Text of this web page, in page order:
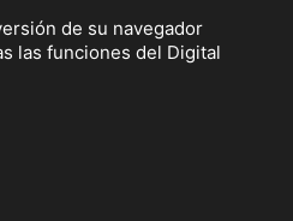
de su navegador
las funciones del Digital